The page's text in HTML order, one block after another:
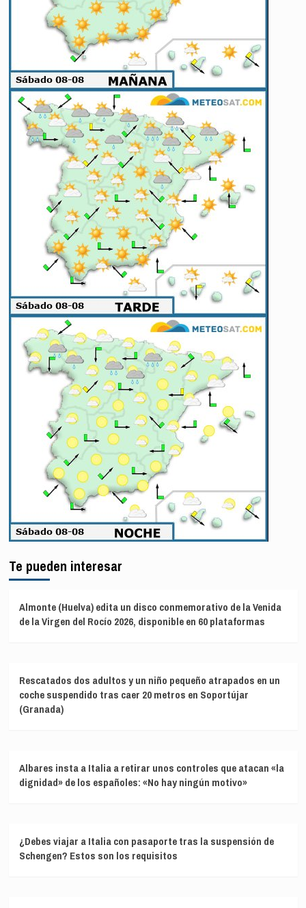
Te pueden interesar
Almonte (Huelva) edita un disco conmemorativo de la Venida
de la Virgen del Rocío 2026, disponible en 60 plataformas
Rescatados dos adultos y un niño pequeño atrapados en un
coche suspendido tras caer 20 metros en Soportújar
(Granada)
Albares insta a Italia a retirar unos controles que atacan «la
dignidad» de los españoles: «No hay ningún motivo»
¿Debes viajar a Italia con pasaporte tras la suspensión de
Schengen? Estos son los requisitos